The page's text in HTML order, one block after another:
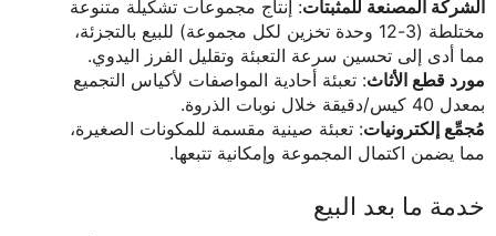
الشركة المصنعة للمثبتات: إنتاج مجموعات تشكيلة متنوعة
مختلطة (3-12 وحدة تخزين لكل مجموعة) للبيع بالتجزئة،
مما أدى إلى تحسين سرعة التعبئة وتقليل الفرز اليدوي.
مورد قطع الأثاث: تعبئة أحادية المواصفات لأكياس التجميع
بمعدل 40 كيس/دقيقة خلال نوبات الذروة.
مُجمِّع إلكترونيات: تعبئة صينية مقسمة للمكونات الصغيرة،
مما يضمن اكتمال المجموعة وإمكانية تتبعها.
خدمة ما بعد البيع